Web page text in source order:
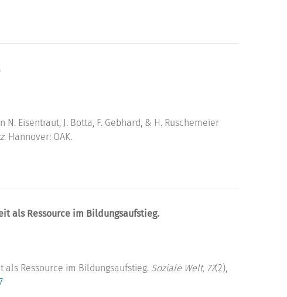
Eisentraut, J. Botta, F. Gebhard, & H. Ruschemeier
. Hannover: OAK.
als Ressource im Bildungsaufstieg.
als Ressource im Bildungsaufstieg. Soziale Welt, 77(2),